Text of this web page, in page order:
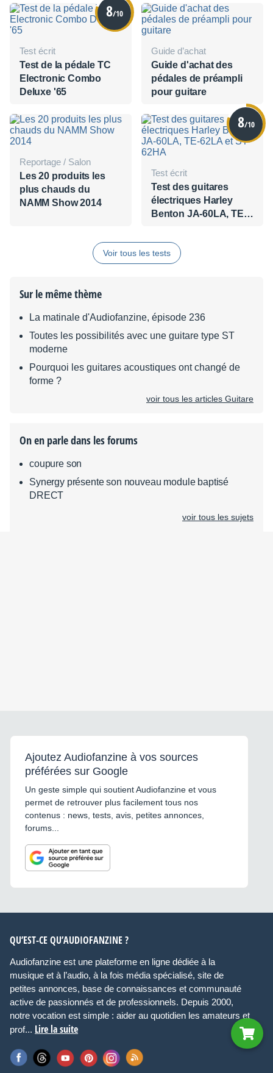
8/10
Test écrit
Test de la pédale TC
Electronic Combo
Deluxe '65
Guide d’achat
Guide d'achat des
pédales de préampli
pour guitare
Reportage / Salon
Les 20 produits les
plus chauds du
NAMM Show 2014
8/10
Test écrit
Test des guitares
électriques Harley
Benton JA-60LA, TE-
Voir tous les tests
Sur le même thème
La matinale d'Audiofanzine, épisode 236
Toutes les possibilités avec une guitare type ST
moderne
Pourquoi les guitares acoustiques ont changé de
forme ?
voir tous les articles Guitare
On en parle dans les forums
coupure son
Synergy présente son nouveau module baptisé
DRECT
voir tous les sujets
Ajoutez Audiofanzine à vos sources
préférées sur Google
Un geste simple qui soutient Audiofanzine et vous
permet de retrouver plus facilement tous nos
contenus : news, tests, avis, petites annonces,
forums...
QU’EST-CE QU’AUDIOFANZINE ?
Audiofanzine est une plateforme en ligne dédiée à la
musique et à l’audio, à la fois média spécialisé, site de
petites annonces, base de connaissances et communauté
active de passionnés et de professionnels. Depuis 2000,
notre vocation est simple : aider au quotidien les amateurs et
prof... Lire la suite